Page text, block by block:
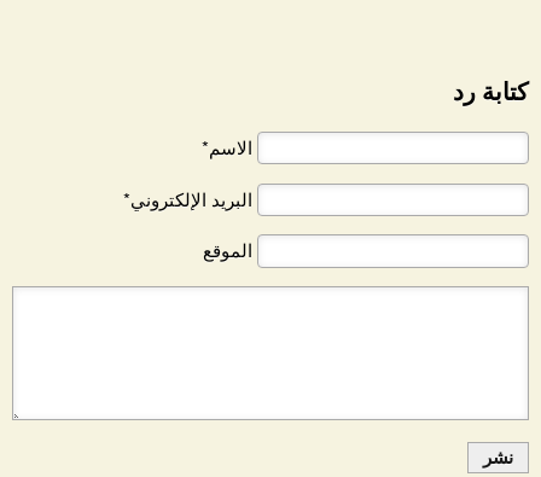
كتابة رد
الاسم*
البريد الإلكتروني*
الموقع
نشر